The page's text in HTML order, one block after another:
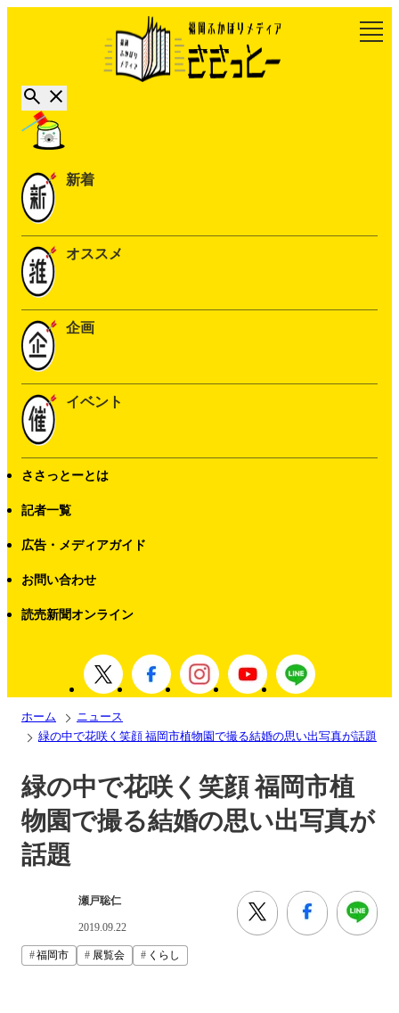
新着
オススメ
企画
イベント
ささっとーとは
記者一覧
広告・メディアガイド
お問い合わせ
読売新聞オンライン
ホーム
ニュース
緑の中で花咲く笑顔 福岡市植物園で撮る結婚の思い出写真が話題
緑の中で花咲く笑顔 福岡市植
物園で撮る結婚の思い出写真が
話題
瀬戸聡仁
2019.09.22
福岡市 展覧会 くらし